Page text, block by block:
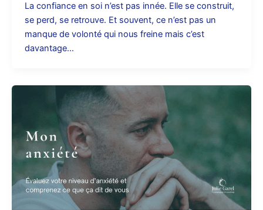
La confiance en soi n’est pas innée. Elle se construit,
se perd, se retrouve. Et souvent, ce n’est pas un
manque de volonté qui nous freine mais c’est
davantage…